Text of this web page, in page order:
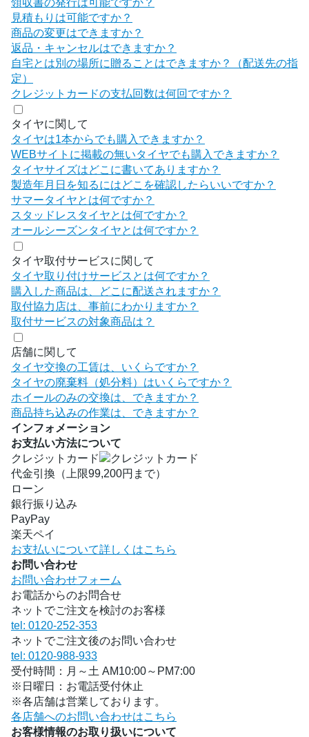
領収書の発行は可能ですか？
見積もりは可能ですか？
商品の変更はできますか？
返品・キャンセルはできますか？
自宅とは別の場所に贈ることはできますか？（配送先の指
定）
クレジットカードの支払回数は何回ですか？
タイヤに関して
タイヤは1本からでも購入できますか？
WEBサイトに掲載の無いタイヤでも購入できますか？
タイヤサイズはどこに書いてありますか？
製造年月日を知るにはどこを確認したらいいですか？
サマータイヤとは何ですか？
スタッドレスタイヤとは何ですか？
オールシーズンタイヤとは何ですか？
タイヤ取付サービスに関して
タイヤ取り付けサービスとは何ですか？
購入した商品は、どこに配送されますか？
取付協力店は、事前にわかりますか？
取付サービスの対象商品は？
店舗に関して
タイヤ交換の工賃は、いくらですか？
タイヤの廃棄料（処分料）はいくらですか？
ホイールのみの交換は、できますか？
商品持ち込みの作業は、できますか？
インフォメーション
お支払い方法について
クレジットカード
代金引換（上限99,200円まで）
ローン
銀行振り込み
PayPay
楽天ペイ
お支払いについて詳しくはこちら
お問い合わせ
お問い合わせフォーム
お電話からのお問合せ
ネットでご注文を検討のお客様
tel: 0120-252-353
ネットでご注文後のお問い合わせ
tel: 0120-988-933
受付時間：月～土 AM10:00～PM7:00
※日曜日：お電話受付休止
※各店舗は営業しております。
各店舗へのお問い合わせはこちら
お客様情報のお取り扱いについて